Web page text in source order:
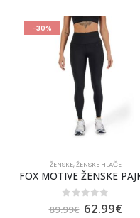
-30%
ŽENSKE,ŽENSKE HLAČE
out of 5
89.99€ 62.99€